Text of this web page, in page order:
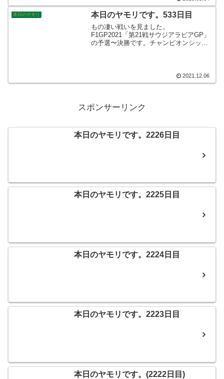
本日のヤモリ 本日のヤモリです。533日目
もの凄い戦いを見ました。
F1GP2021「第21戦サウジアラビアGP」
の予選〜決勝です。チャンピオンシップ
ん！そんなこんなで、本日のヤモリで
す。
2021.12.06
スポンサーリンク
本日のヤモリです。2226日目
本日のヤモリです。2225日目
本日のヤモリです。2224日目
本日のヤモリです。2223日目
本日のヤモリです。(2222日目)